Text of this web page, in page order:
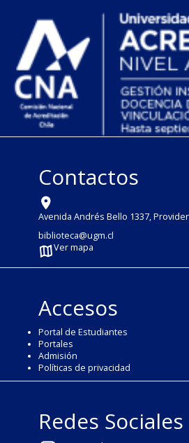
Contactos
Avenida Andrés Bello 1337,
biblioteca@ugm.cl
Ver mapa
Accesos
Portal de Estudiantes
Portales
Admisión
Políticas de privacidad
Redes Sociales